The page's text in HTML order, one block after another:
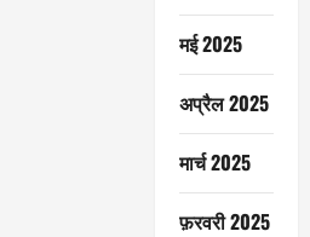
मई 2025
अप्रैल 2025
मार्च 2025
फ़रवरी 2025